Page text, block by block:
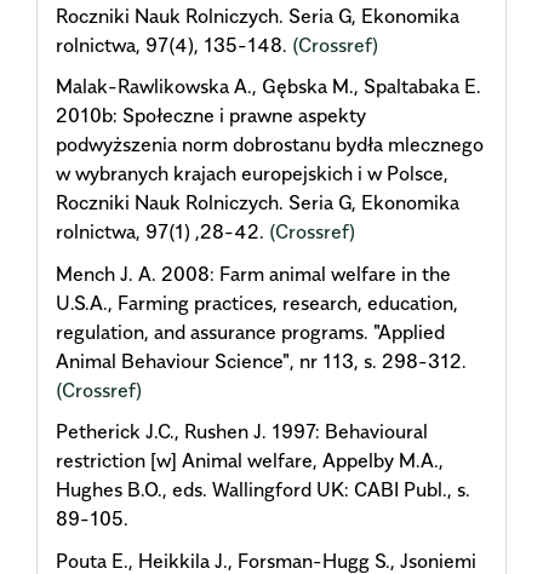
Roczniki Nauk Rolniczych. Seria G, Ekonomika
rolnictwa, 97(4), 135-148. (Crossref)
Malak-Rawlikowska A., Gębska M., Spaltabaka E.
2010b: Społeczne i prawne aspekty
podwyższenia norm dobrostanu bydła mlecznego
w wybranych krajach europejskich i w Polsce,
Roczniki Nauk Rolniczych. Seria G, Ekonomika
rolnictwa, 97(1) ,28-42. (Crossref)
Mench J. A. 2008: Farm animal welfare in the
U.S.A., Farming practices, research, education,
regulation, and assurance programs. "Applied
Animal Behaviour Science", nr 113, s. 298-312.
(Crossref)
Petherick J.C., Rushen J. 1997: Behavioural
restriction [w] Animal welfare, Appelby M.A.,
Hughes B.O., eds. Wallingford UK: CABI Publ., s.
89-105.
Pouta E., Heikkila J., Forsman-Hugg S., Jsoniemi